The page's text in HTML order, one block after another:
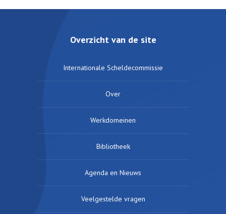
Overzicht van de site
Internationale Scheldecommissie
Over
Werkdomeinen
Bibliotheek
Agenda en Nieuws
Veelgestelde vragen